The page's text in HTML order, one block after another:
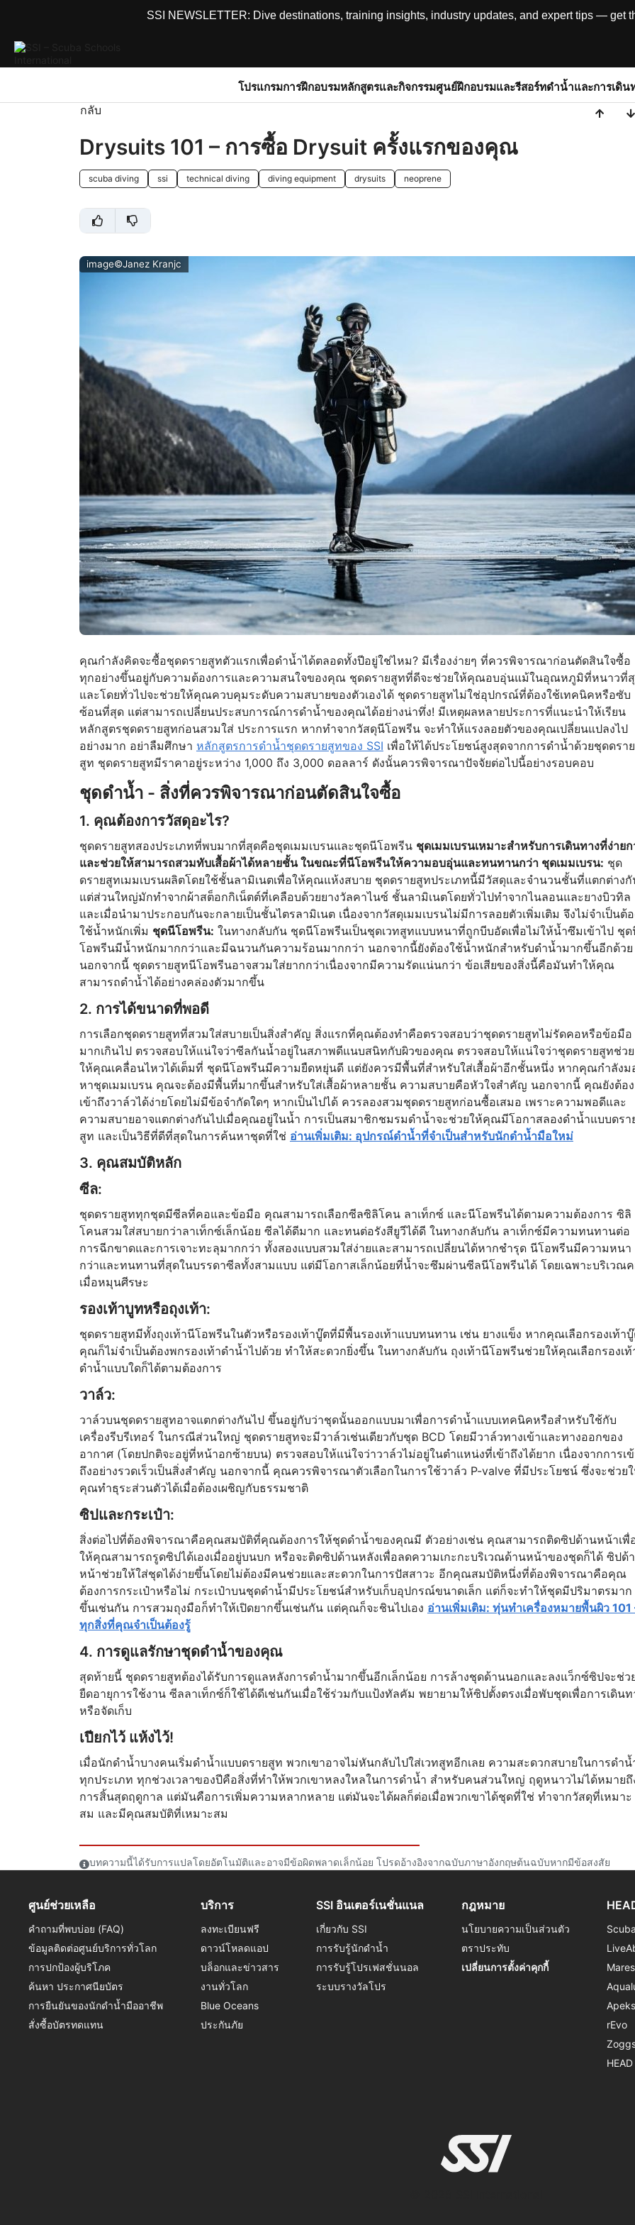
SSI NEWSLETTER: Dive destinations, training insights, industry updates, and expert tips — get
โปรแกรมการฝึกอบรมหลักสูตรและกิจกรรมศูนย์ฝึกอบรมและรีสอร์ทดำน้ำและการเดิน
กลับ
Drysuits 101 – การซื้อ Drysuit ครั้งแรกของคุณ
scuba diving ssi technical diving diving equipment drysuits neoprene
image©Janez Kranjc
คุณกำลังคิดจะซื้อชุดดรายสูทตัวแรกเพื่อดำน้ำได้ตลอดทั้งปีอยู่ใช่ไหม? มีเรื่องง่ายๆ ที่ควรพิจารณาก่อนตัดสินใจซื้อ
ทุกอย่างขึ้นอยู่กับความต้องการและความสนใจของคุณ ชุดดรายสูทที่ดีจะช่วยให้คุณอบอุ่นแม้ในอุณหภูมิที่หนาวที่
และโดยทั่วไปจะช่วยให้คุณควบคุมระดับความสบายของตัวเองได้ ชุดดรายสูทไม่ใช่อุปกรณ์ที่ต้องใช้เทคนิคหรือซับ
ซ้อนที่สุด แต่สามารถเปลี่ยนประสบการณ์การดำน้ำของคุณได้อย่างน่าทึ่ง! มีเหตุผลหลายประการที่แนะนำให้เรียน
หลักสูตรชุดดรายสูทก่อนสวมใส่ ประการแรก หากทำจากวัสดุนีโอพรีน จะทำให้แรงลอยตัวของคุณเปลี่ยนแปลงไป
อย่างมาก อย่าลืมศึกษา หลักสูตรการดำน้ำชุดดรายสูทของ SSI เพื่อให้ได้ประโยชน์สูงสุดจากการดำน้ำด้วยชุดดราย
สูท ชุดดรายสูทมีราคาอยู่ระหว่าง 1,000 ถึง 3,000 ดอลลาร์ ดังนั้นควรพิจารณาปัจจัยต่อไปนี้อย่างรอบคอบ
ชุดดำน้ำ - สิ่งที่ควรพิจารณาก่อนตัดสินใจซื้อ
1. คุณต้องการวัสดุอะไร?
ชุดดรายสูทสองประเภทที่พบมากที่สุดคือชุดเมมเบรนและชุดนีโอพรีน ชุดเมมเบรนเหมาะสำหรับการเดินทางที่ง่ายก
และช่วยให้สามารถสวมทับเสื้อผ้าได้หลายชั้น ในขณะที่นีโอพรีนให้ความอบอุ่นและทนทานกว่า ชุดเมมเบรน: ชุด
ดรายสูทเมมเบรนผลิตโดยใช้ชั้นลามิเนตเพื่อให้คุณแห้งสบาย ชุดดรายสูทประเภทนี้มีวัสดุและจำนวนชั้นที่แตกต่าง
แต่ส่วนใหญ่มักทำจากผ้าสต็อกกิเน็ตต์ที่เคลือบด้วยยางวัลคาไนซ์ ชั้นลามิเนตโดยทั่วไปทำจากไนลอนและยางบิวทิล
และเมื่อนำมาประกอบกันจะกลายเป็นชั้นไตรลามิเนต เนื่องจากวัสดุเมมเบรนไม่มีการลอยตัวเพิ่มเติม จึงไม่จำเป็นต้อ
ใช้น้ำหนักเพิ่ม ชุดนีโอพรีน: ในทางกลับกัน ชุดนีโอพรีนเป็นชุดเวทสูทแบบหนาที่ถูกบีบอัดเพื่อไม่ให้น้ำซึมเข้าไป ชุ
โอพรีนมีน้ำหนักมากกว่าและมีฉนวนกันความร้อนมากกว่า นอกจากนี้ยังต้องใช้น้ำหนักสำหรับดำน้ำมากขึ้นอีกด้วย
นอกจากนี้ ชุดดรายสูทนีโอพรีนอาจสวมใส่ยากกว่าเนื่องจากมีความรัดแน่นกว่า ข้อเสียของสิ่งนี้คือมันทำให้คุณ
สามารถดำน้ำได้อย่างคล่องตัวมากขึ้น
2. การได้ขนาดที่พอดี
การเลือกชุดดรายสูทที่สวมใส่สบายเป็นสิ่งสำคัญ สิ่งแรกที่คุณต้องทำคือตรวจสอบว่าชุดดรายสูทไม่รัดคอหรือข้อมือ
มากเกินไป ตรวจสอบให้แน่ใจว่าซีลกันน้ำอยู่ในสภาพดีแนบสนิทกับผิวของคุณ ตรวจสอบให้แน่ใจว่าชุดดรายสูทช่วย
ให้คุณเคลื่อนไหวได้เต็มที่ ชุดนีโอพรีนมีความยืดหยุ่นดี แต่ยังควรมีพื้นที่สำหรับใส่เสื้อผ้าอีกชั้นหนึ่ง หากคุณกำลังม
หาชุดเมมเบรน คุณจะต้องมีพื้นที่มากขึ้นสำหรับใส่เสื้อผ้าหลายชั้น ความสบายคือหัวใจสำคัญ นอกจากนี้ คุณยังต้อง
เข้าถึงวาล์วได้ง่ายโดยไม่มีข้อจำกัดใดๆ หากเป็นไปได้ ควรลองสวมชุดดรายสูทก่อนซื้อเสมอ เพราะความพอดีและ
ความสบายอาจแตกต่างกันไปเมื่อคุณอยู่ในน้ำ การเป็นสมาชิกชมรมดำน้ำจะช่วยให้คุณมีโอกาสลองดำน้ำแบบดรา
สูท และเป็นวิธีที่ดีที่สุดในการค้นหาชุดที่ใช่ อ่านเพิ่มเติม: อุปกรณ์ดำน้ำที่จำเป็นสำหรับนักดำน้ำมือใหม่
3. คุณสมบัติหลัก
ซีล:
ชุดดรายสูททุกชุดมีซีลที่คอและข้อมือ คุณสามารถเลือกซีลซิลิโคน ลาเท็กซ์ และนีโอพรีนได้ตามความต้องการ ซิลิ
โคนสวมใส่สบายกว่าลาเท็กซ์เล็กน้อย ซีลได้ดีมาก และทนต่อรังสียูวีได้ดี ในทางกลับกัน ลาเท็กซ์มีความทนทานต่อ
การฉีกขาดและการเจาะทะลุมากกว่า ทั้งสองแบบสวมใส่ง่ายและสามารถเปลี่ยนได้หากชำรุด นีโอพรีนมีความหนา
กว่าและทนทานที่สุดในบรรดาซีลทั้งสามแบบ แต่มีโอกาสเล็กน้อยที่น้ำจะซึมผ่านซีลนีโอพรีนได้ โดยเฉพาะบริเวณ
เมื่อหมุนศีรษะ
รองเท้าบูทหรือถุงเท้า:
ชุดดรายสูทมีทั้งถุงเท้านีโอพรีนในตัวหรือรองเท้าบู๊ตที่มีพื้นรองเท้าแบบทนทาน เช่น ยางแข็ง หากคุณเลือกรองเท้า
คุณก็ไม่จำเป็นต้องพกรองเท้าดำน้ำไปด้วย ทำให้สะดวกยิ่งขึ้น ในทางกลับกัน ถุงเท้านีโอพรีนช่วยให้คุณเลือกรองเท้
ดำน้ำแบบใดก็ได้ตามต้องการ
วาล์ว:
วาล์วบนชุดดรายสูทอาจแตกต่างกันไป ขึ้นอยู่กับว่าชุดนั้นออกแบบมาเพื่อการดำน้ำแบบเทคนิคหรือสำหรับใช้กับ
เครื่องรีบรีเทอร์ ในกรณีส่วนใหญ่ ชุดดรายสูทจะมีวาล์วเช่นเดียวกับชุด BCD โดยมีวาล์วทางเข้าและทางออกของ
อากาศ (โดยปกติจะอยู่ที่หน้าอกซ้ายบน) ตรวจสอบให้แน่ใจว่าวาล์วไม่อยู่ในตำแหน่งที่เข้าถึงได้ยาก เนื่องจากการเ
ถึงอย่างรวดเร็วเป็นสิ่งสำคัญ นอกจากนี้ คุณควรพิจารณาตัวเลือกในการใช้วาล์ว P-valve ที่มีประโยชน์ ซึ่งจะช่วย
คุณทำธุระส่วนตัวได้เมื่อต้องเผชิญกับธรรมชาติ
ซิปและกระเป๋า:
สิ่งต่อไปที่ต้องพิจารณาคือคุณสมบัติที่คุณต้องการให้ชุดดำน้ำของคุณมี ตัวอย่างเช่น คุณสามารถติดซิปด้านหน้าเพื่
ให้คุณสามารถรูดซิปได้เองเมื่ออยู่บนบก หรือจะติดซิปด้านหลังเพื่อลดความเกะกะบริเวณด้านหน้าของชุดก็ได้ ซิปด้
หน้าช่วยให้ใส่ชุดได้ง่ายขึ้นโดยไม่ต้องมีคนช่วยและสะดวกในการปัสสาวะ อีกคุณสมบัติหนึ่งที่ต้องพิจารณาคือคุณ
ต้องการกระเป๋าหรือไม่ กระเป๋าบนชุดดำน้ำมีประโยชน์สำหรับเก็บอุปกรณ์ขนาดเล็ก แต่ก็จะทำให้ชุดมีปริมาตรมาก
ขึ้นเช่นกัน การสวมถุงมือก็ทำให้เปิดยากขึ้นเช่นกัน แต่คุณก็จะชินไปเอง อ่านเพิ่มเติม: ทุ่นทำเครื่องหมายพื้นผิว 101
ทุกสิ่งที่คุณจำเป็นต้องรู้
4. การดูแลรักษาชุดดำน้ำของคุณ
สุดท้ายนี้ ชุดดรายสูทต้องได้รับการดูแลหลังการดำน้ำมากขึ้นอีกเล็กน้อย การล้างชุดด้านนอกและลงแว็กซ์ซิปจะช่ว
ยืดอายุการใช้งาน ซีลลาเท็กซ์ก็ใช้ได้ดีเช่นกันเมื่อใช้ร่วมกับแป้งทัลคัม พยายามให้ซิปตั้งตรงเมื่อพับชุดเพื่อการเดินท
หรือจัดเก็บ
เปียกไว้ แห้งไว้!
เมื่อนักดำน้ำบางคนเริ่มดำน้ำแบบดรายสูท พวกเขาอาจไม่หันกลับไปใส่เวทสูทอีกเลย ความสะดวกสบายในการดำน้
ทุกประเภท ทุกช่วงเวลาของปีคือสิ่งที่ทำให้พวกเขาหลงใหลในการดำน้ำ สำหรับคนส่วนใหญ่ ฤดูหนาวไม่ได้หมายถึ
การสิ้นสุดฤดูกาล แต่มันคือการเพิ่มความหลากหลาย แต่มันจะได้ผลก็ต่อเมื่อพวกเขาได้ชุดที่ใช่ ทำจากวัสดุที่เหมาะ
สม และมีคุณสมบัติที่เหมาะสม
บทความนี้ได้รับการแปลโดยอัตโนมัติและอาจมีข้อผิดพลาดเล็กน้อย โปรดอ้างอิงจากฉบับภาษาอังกฤษต้นฉบับหากมีข้อสงสัย
ศูนย์ช่วยเหลือ
คำถามที่พบบ่อย (FAQ)
ข้อมูลติดต่อศูนย์บริการทั่วโลก
การปกป้องผู้บริโภค
ค้นหา ประกาศนียบัตร
การยืนยันของนักดำน้ำมืออาชีพ
สั่งซื้อบัตรทดแทน
บริการ
ลงทะเบียนฟรี
ดาวน์โหลดแอป
บล็อกและข่าวสาร
งานทั่วโลก
Blue Oceans
ประกันภัย
SSI อินเตอร์เนชั่นแนล
เกี่ยวกับ SSI
การรับรู้นักดำน้ำ
การรับรู้โปรเฟสชั่นนอล
ระบบรางวัลโปร
กฎหมาย
นโยบายความเป็นส่วนตัว
ตราประทับ
เปลี่ยนการตั้งค่าคุกกี้
Mares
Apeks
rEvo
HEAD